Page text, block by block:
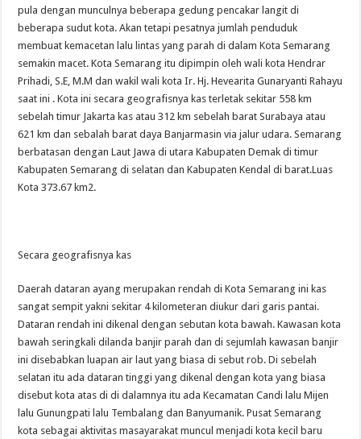
pula dengan munculnya beberapa gedung pencakar langit di
beberapa sudut kota. Akan tetapi pesatnya jumlah penduduk
membuat kemacetan lalu lintas yang parah di dalam Kota Semarang
semakin macet. Kota Semarang itu dipimpin oleh wali kota Hendrar
Prihadi, S.E, M.M dan wakil wali kota Ir. Hj. Hevearita Gunaryanti Rahayu
saat ini . Kota ini secara geografisnya kas terletak sekitar 558 km
sebelah timur Jakarta kas atau 312 km sebelah barat Surabaya atau
621 km dan sebalah barat daya Banjarmasin via jalur udara. Semarang
berbatasan dengan Laut Jawa di utara Kabupaten Demak di timur
Kabupaten Semarang di selatan dan Kabupaten Kendal di barat.Luas
Kota 373.67 km2.
Secara geografisnya kas
Daerah dataran ayang merupakan rendah di Kota Semarang ini kas
sangat sempit yakni sekitar 4 kilometeran diukur dari garis pantai.
Dataran rendah ini dikenal dengan sebutan kota bawah. Kawasan kota
bawah seringkali dilanda banjir parah dan di sejumlah kawasan banjir
ini disebabkan luapan air laut yang biasa di sebut rob. Di sebelah
selatan itu ada dataran tinggi yang dikenal dengan kota yang biasa
disebut kota atas di di dalamnya itu ada Kecamatan Candi lalu Mijen
lalu Gunungpati lalu Tembalang dan Banyumanik. Pusat Semarang
kota sebagai aktivitas masayarakat muncul menjadi kota kecil baru